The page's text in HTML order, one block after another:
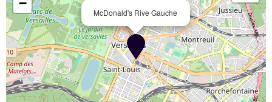
McDonald's Rive Gauche
−